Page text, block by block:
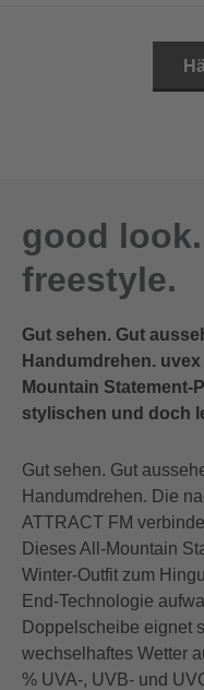
good
freestyle.
Gut sehen. Gut
Handumdrehen.
Mountain Statement-
stylischen und doch
Gut sehen. Gut
Handumdrehen. Die
ATTRACT FM
Dieses All-Mountain
Winter-Outfit zum
End-Technologie
Doppelscheibe eignet
wechselhaftes Wetter
% UVA-, UVB- und